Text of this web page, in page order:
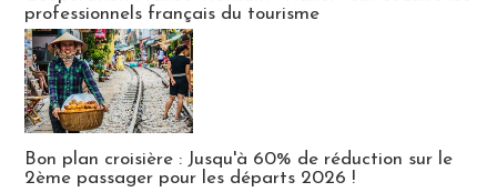
professionnels français du tourisme
Bon plan croisière : Jusqu'à 60% de réduction sur le
2ème passager pour les départs 2026 !